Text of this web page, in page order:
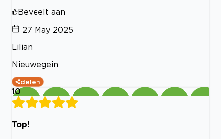
Beveelt aan
27 May 2025
Lilian
Nieuwegein
delen
10
Top!